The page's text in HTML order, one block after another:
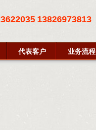
13826973813
代表客户 业务流程